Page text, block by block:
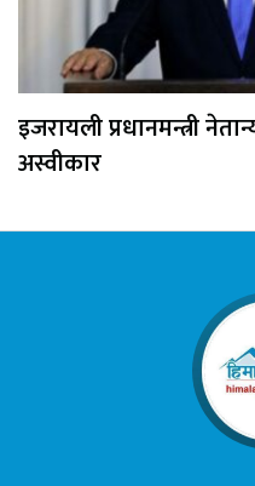
इजरायली प्रधानमन्त्री
अस्वीकार